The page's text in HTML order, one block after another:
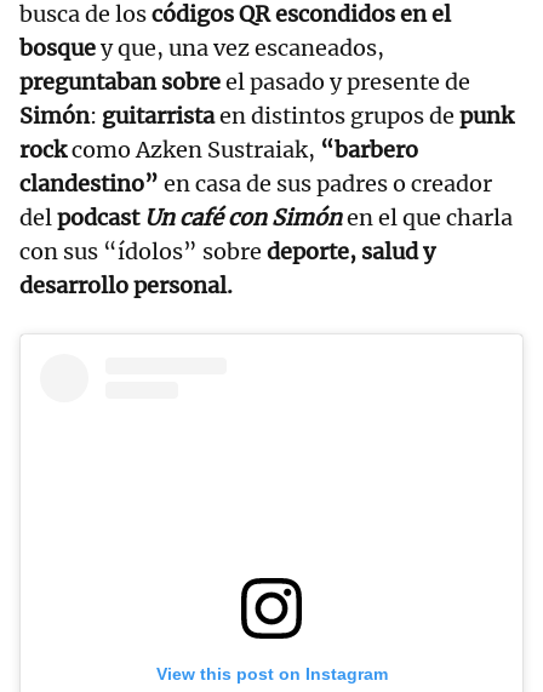
busca de loscódigos QR escondidos en el
bosquey que, una vez escaneados,
preguntaban sobreel pasado y presente de
Simón: guitarristaen distintos grupos de punk
rockcomo Azken Sustraiak, “barbero
clandestino” en casa de sus padres o creador
delpodcast Un café con Simónen el que charla
con sus “ídolos” sobre deporte, salud y
desarrollo personal.
View this post on Instagram